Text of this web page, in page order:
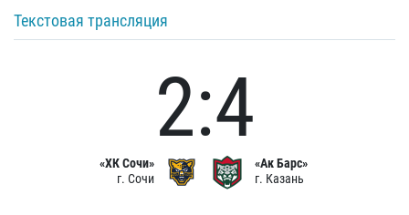
Текстовая трансляция
«ХК Сочи»
г. Сочи
2:4
«Ак Барс»
г. Казань